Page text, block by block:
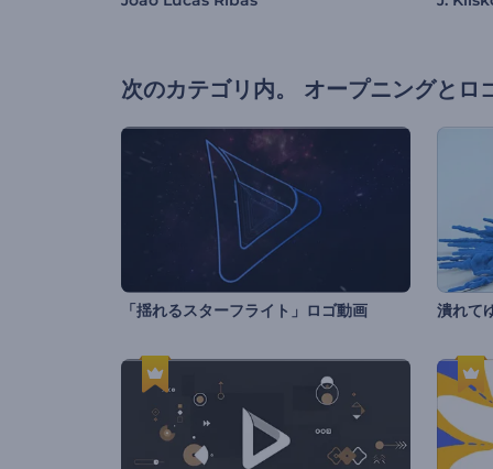
次のカテゴリ内。 オープニングとロ
「揺れるスターフライト」ロゴ動画 潰れて